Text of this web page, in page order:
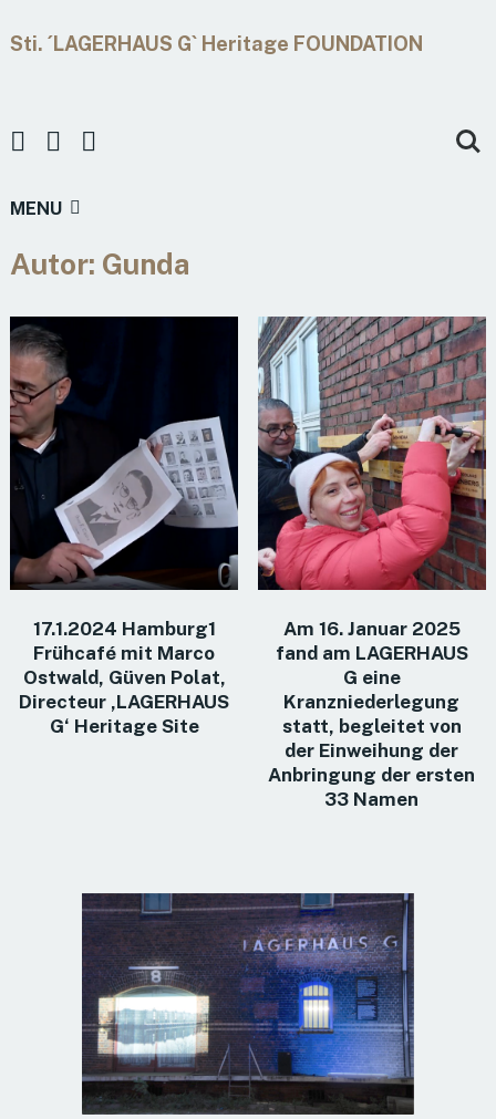
Sti. ´LAGERHAUS G` Heritage FOUNDATION
MENU
Autor: Gunda
17.1.2024 Hamburg1
Frühcafé mit Marco
Ostwald, Güven Polat,
Directeur ‚LAGERHAUS
G‘ Heritage Site
Am 16. Januar 2025
fand am LAGERHAUS
G eine
Kranzniederlegung
statt, begleitet von
der Einweihung der
Anbringung der ersten
33 Namen